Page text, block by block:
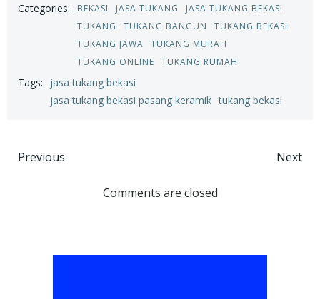
Categories: BEKASI JASA TUKANG
JASA TUKANG BEKASI
TUKANG
TUKANG BANGUN
TUKANG BEKASI
TUKANG JAWA
TUKANG MURAH
TUKANG ONLINE
TUKANG RUMAH
Tags:
jasa tukang bekasi
jasa tukang bekasi pasang keramik tukang bekasi
Post
navigation
Previous
navigation
Next
Comments are closed